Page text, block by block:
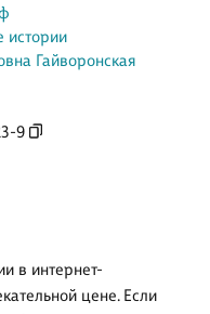
истории
Гайворонская
9
в интернет-
цене. Если